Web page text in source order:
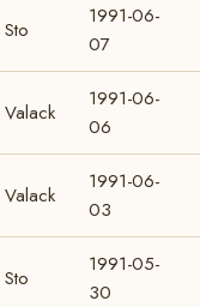
Sto
1991-06-
07
Valack
1991-06-
06
Valack
1991-06-
03
Sto
1991-05-
30